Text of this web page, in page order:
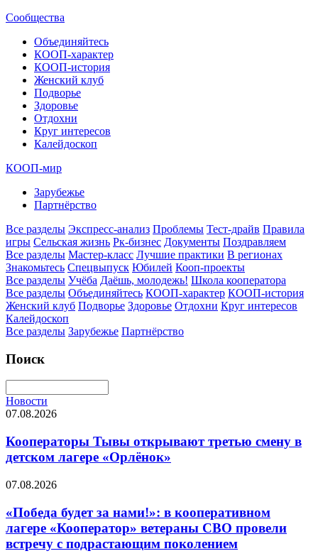
Сообщества
Объединяйтесь
КООП-характер
КООП-история
Женский клуб
Подворье
Здоровье
Отдохни
Круг интересов
Калейдоскоп
КООП-мир
Зарубежье
Партнёрство
Все разделы Экспресс-анализ Проблемы Тест-драйв Правила
игры Сельская жизнь Рк-бизнес Документы Поздравляем
Все разделы Мастер-класс Лучшие практики В регионах
Знакомьтесь Спецвыпуск Юбилей Кооп-проекты
Все разделы Учёба Даёшь, молодежь! Школа кооператора
Все разделы Объединяйтесь КООП-характер КООП-история
Женский клуб Подворье Здоровье Отдохни Круг интересов
Калейдоскоп
Все разделы Зарубежье Партнёрство
Поиск
Новости
07.08.2026
Кооператоры Тывы открывают третью смену в
детском лагере «Орлёнок»
07.08.2026
«Победа будет за нами!»: в кооперативном
лагере «Кооператор» ветераны СВО провели
встречу с подрастающим поколением